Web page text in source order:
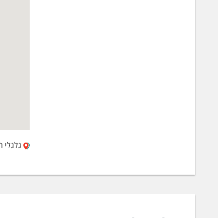
נעזור
גלגלי הפלדה